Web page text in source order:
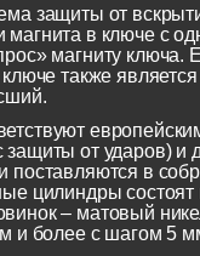
защиты от
магнита в ключе с
магниту ключа.
также
защиты от ударов)
поставляются в
цилиндры
– матовый
и более с шагом 5